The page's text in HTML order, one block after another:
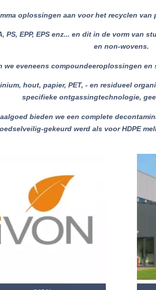
oplossingen aan voor het recyclen
PS, EPP, EPS enz... en dit in de vorm
en non-wovens.
we eveneens compoundeeroplossingen
hout, papier, PET, - en residueel
specifieke ontgassingtechnologie,
bieden we een complete
gekeurd werd als voor HDPE